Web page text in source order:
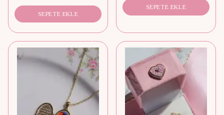
SEPETE EKLE
SEPETE EKLE